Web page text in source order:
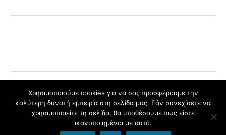
Φιλοξενείται στοblogs.sch.gr|Το θέμα Yoko σχεδιάστηκε από
Elmastudio
Χρησιμοποιούμε cookies για να σας προσφέρουμε την
καλύτερη δυνατή εμπειρία στη σελίδα μας. Εάν συνεχίσετε να
χρησιμοποιείτε τη σελίδα, θα υποθέσουμε πως είστε
ικανοποιημένοι με αυτό.